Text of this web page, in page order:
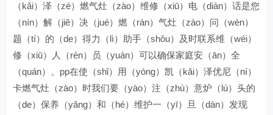
（kǎi）泽（zé）燃气灶（zào）维修（xiū）电（diàn）话是您
（nín）解（jiě）决（jué）燃（rán）气灶（zào）问（wèn）
题（tí）的（de）得力（lì）助手（shǒu）及时联系维（wéi）
修（xiū）人（rén）员（yuán）可以确保家庭安（ān）全
（quán）。pp在使（shǐ）用（yòng）凯（kǎi）泽优尼（ní）
卡燃气灶（zào）时我们要（yào）注（zhù）意炉（lú）头的
（de）保养（yǎng）和（hé）维护一（yī）旦（dàn）发现